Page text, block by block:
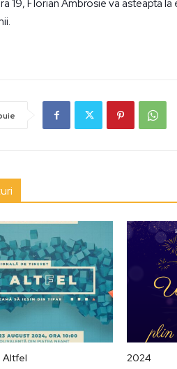
19, Florian Ambrosie va asteapta
Altfel 2024